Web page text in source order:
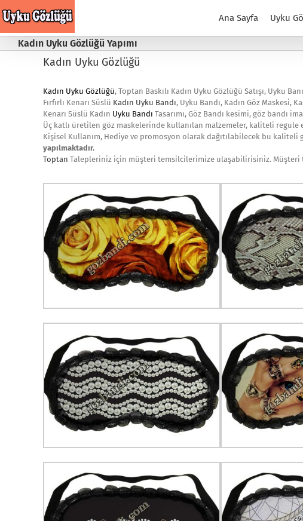
to
Ana Sayfa Uyku
Kadın Uyku Gözlüğü Yapımı
Kadın Uyku Gözlüğü
Kadın Uyku Gözlüğü, Toptan Baskılı Kadın Uyku Gözlüğü Satışı, Uyku
Fırfırlı Kenarı Süslü Kadın Uyku Bandı, Uyku Bandı, Kadın Göz Maskesi,
Kenarı Süslü Kadın Uyku Bandı Tasarımı, Göz Bandı kesimi, göz bandı
Üç katlı üretilen göz maskelerinde kullanılan malzemeler, kaliteli regule
Kişisel Kullanım, Hediye ve promosyon olarak dağıtılabilecek bu kaliteli
yapılmaktadır.
Toptan Talepleriniz için müşteri temsilcilerimize ulaşabilirisiniz. Müşteri